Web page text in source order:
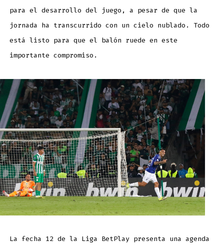
para el desarrollo del juego, a pesar de que la
jornada ha transcurrido con un cielo nublado. Todo
está listo para que el balón ruede en este
importante compromiso.
La fecha 12 de la Liga BetPlay presenta una agenda